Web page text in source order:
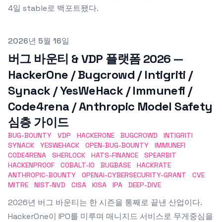
4일 stable로 백포트됐다.
Published on
2026년 5월 16일
버그 바운티 & VDP 플랫폼 2026 —
HackerOne / Bugcrowd / Intigriti /
Synack / YesWeHack / Immunefi /
Code4rena / Anthropic Model Safety
심층 가이드
BUG-BOUNTY VDP HACKERONE BUGCROWD
INTIGRITI
SYNACK
YESWEHACK OPEN-BUG-BOUNTY
IMMUNEFI
CODE4RENA
SHERLOCK HATS-FINANCE
SPEARBIT
HACKENPROOF
COBALT-IO BUGBASE
HACKRATE
ANTHROPIC-BOUNTY
OPENAI-CYBERSECURITY-GRANT
CVE
MITRE
NIST-NVD CISA KISA IPA DEEP-DIVE
2026년 버그 바운티는 한 시즌을 통째로 끝낸 산업이다.
HackerOne이 IPO를 미루며 매니지드 서비스로 무게중심을